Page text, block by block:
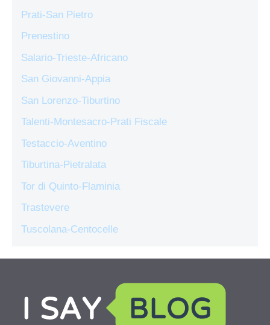
Prati-San Pietro
Prenestino
Salario-Trieste-Africano
San Giovanni-Appia
San Lorenzo-Tiburtino
Talenti-Montesacro-Prati Fiscale
Testaccio-Aventino
Tiburtina-Pietralata
Tor di Quinto-Flaminia
Trastevere
Tuscolana-Centocelle